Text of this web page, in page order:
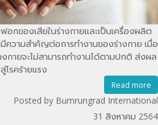
อกของเสียในร่างกายและเป็นเครื่องผลิต
ความสำคัญต่อการทำงานของร่างกาย เมื่อ
กายจะไม่สามารถทำงานได้ตามปกติ ส่งผล
โรคร้ายแรง
Read more
Posted by Bumrungrad International
31 สิงหาคม 2564